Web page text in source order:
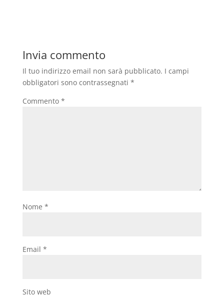
Invia commento
Il tuo indirizzo email non sarà pubblicato. I campi
obbligatori sono contrassegnati *
Commento *
Nome *
Email *
Sito web